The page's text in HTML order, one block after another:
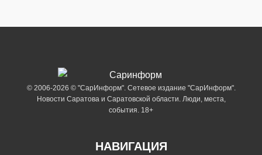
© 2006-2026 © "СарИнформ". Сетевое издание "СарИнформ".
Новости Саратова и Саратовской области. Люди, места,
события. 18+
НАВИГАЦИЯ